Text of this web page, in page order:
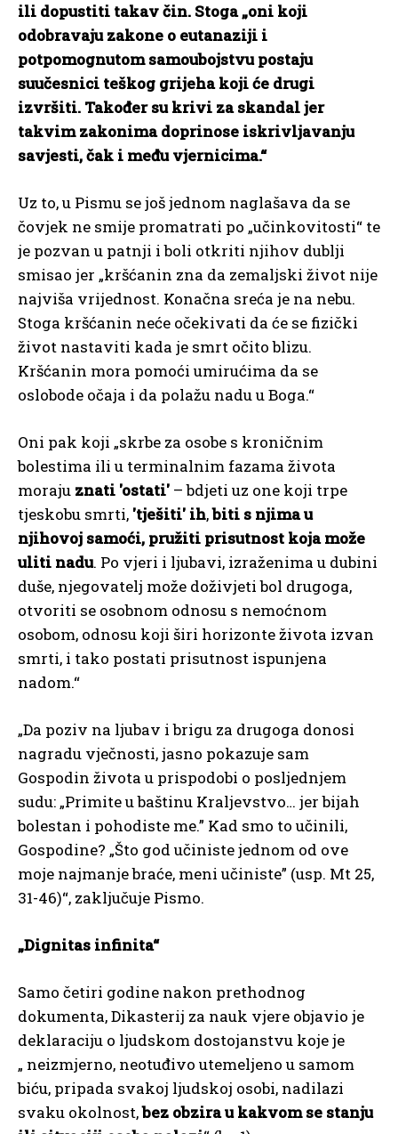
ili dopustiti takav čin. Stoga „oni koji
odobravaju zakone o eutanaziji i
potpomognutom samoubojstvu postaju
suučesnici teškog grijeha koji će drugi
izvršiti. Također su krivi za skandal jer
takvim zakonima doprinose iskrivljavanju
savjesti, čak i među vjernicima.“
Uz to, u Pismu se još jednom naglašava da se
čovjek ne smije promatrati po „učinkovitosti“ te
je pozvan u patnji i boli otkriti njihov dublji
smisao jer „kršćanin zna da zemaljski život nije
najviša vrijednost. Konačna sreća je na nebu.
Stoga kršćanin neće očekivati da će se fizički
život nastaviti kada je smrt očito blizu.
Kršćanin mora pomoći umirućima da se
oslobode očaja i da polažu nadu u Boga.“
Oni pak koji „skrbe za osobe s kroničnim
bolestima ili u terminalnim fazama života
moraju znati ′ostati′ – bdjeti uz one koji trpe
tjeskobu smrti, ′tješiti′ ih,biti s njima u
njihovoj samoći, pružiti prisutnost koja može
uliti nadu. Po vjeri i ljubavi, izraženima u dubini
duše, njegovatelj može doživjeti bol drugoga,
otvoriti se osobnom odnosu s nemoćnom
osobom, odnosu koji širi horizonte života izvan
smrti, i tako postati prisutnost ispunjena
nadom.“
„Da poziv na ljubav i brigu za drugoga donosi
nagradu vječnosti, jasno pokazuje sam
Gospodin života u prispodobi o posljednjem
sudu: „Primite u baštinu Kraljevstvo… jer bijah
bolestan i pohodiste me.” Kad smo to učinili,
Gospodine? „Što god učiniste jednom od ove
moje najmanje braće, meni učiniste” (usp. Mt 25,
31-46)“, zaključuje Pismo.
„Dignitas infinita“
Samo četiri godine nakon prethodnog
dokumenta, Dikasterij za nauk vjere objavio je
deklaraciju o ljudskom dostojanstvu koje je
„ neizmjerno, neotuđivo utemeljeno u samom
biću, pripada svakoj ljudskoj osobi, nadilazi
svaku okolnost,bez obzira u kakvom se stanju